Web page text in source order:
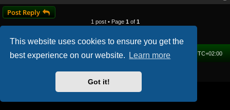
This website uses cookies to ensure you get the
best experience on our website.
Learn more
Got it!
Post Reply
1 post • Page 1 of 1
Home Forum All times are UTC+02:00
Delete cookies
Powered byphpBB® Forum Software © phpBB Limited